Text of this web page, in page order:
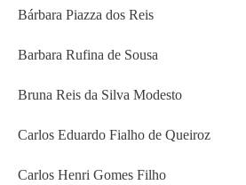
Bárbara Piazza dos Reis
Barbara Rufina de Sousa
Bruna Reis da Silva Modesto
Carlos Eduardo Fialho de Queiroz
Carlos Henri Gomes Filho